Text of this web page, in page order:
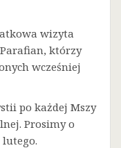
wizyta
którzy
wcześniej
po każdej Mszy
Prosimy o
lutego.